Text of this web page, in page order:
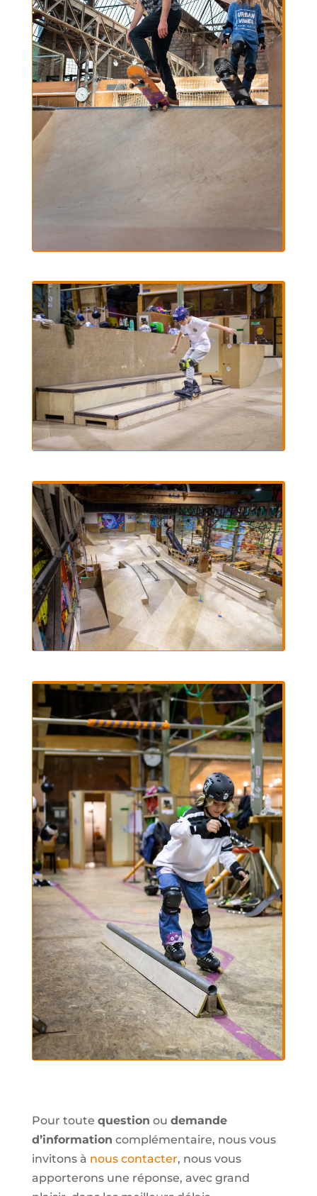
Pour toute question ou demande
d’information complémentaire, nous vous
invitons à nous contacter, nous vous
apporterons une réponse, avec grand